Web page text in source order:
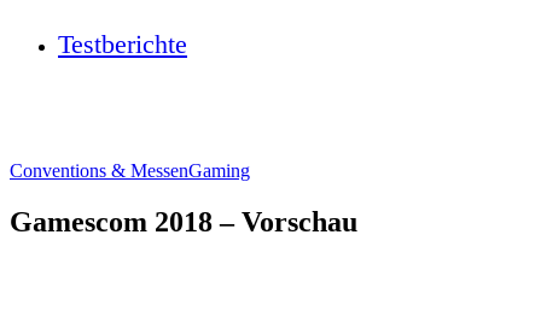
Testberichte
Conventions & MessenGaming
Gamescom 2018 – Vorschau